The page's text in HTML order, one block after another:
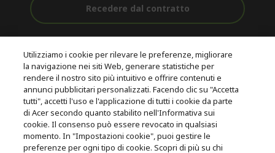
Recedere dal contratto
Gratuita
Assistenza
pre e post
acquisto
Con 0% Di
Tasso
D'interesse
© 2026 Acer Inc.
CPYou B.V. è il rivenditore autorizzato dei prodotti Acer venduti in
questo negozio online.
Utilizziamo i cookie per rilevare le preferenze, migliorare
la navigazione nei siti Web, generare statistiche per
rendere il nostro sito più intuitivo e offrire contenuti e
annunci pubblicitari personalizzati. Facendo clic su "Accetta
tutti", accetti l'uso e l'applicazione di tutti i cookie da parte
di Acer secondo quanto stabilito nell'Informativa sui
cookie. Il consenso può essere revocato in qualsiasi
momento. In "Impostazioni cookie", puoi gestire le
preferenze per ogni tipo di cookie. Scopri di più su chi